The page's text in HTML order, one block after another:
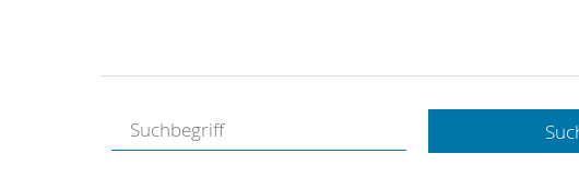
Hotline.